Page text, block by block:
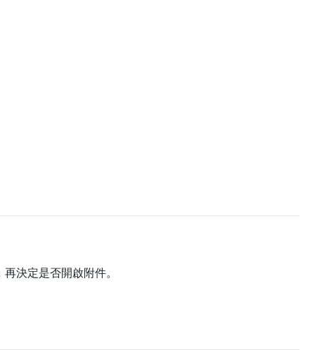
決定是否開啟附件。